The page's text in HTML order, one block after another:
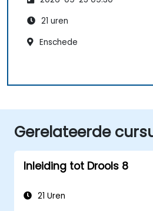
21 uren
Enschede
Gerelateerde
Inleiding tot Drools 8
21 Uren